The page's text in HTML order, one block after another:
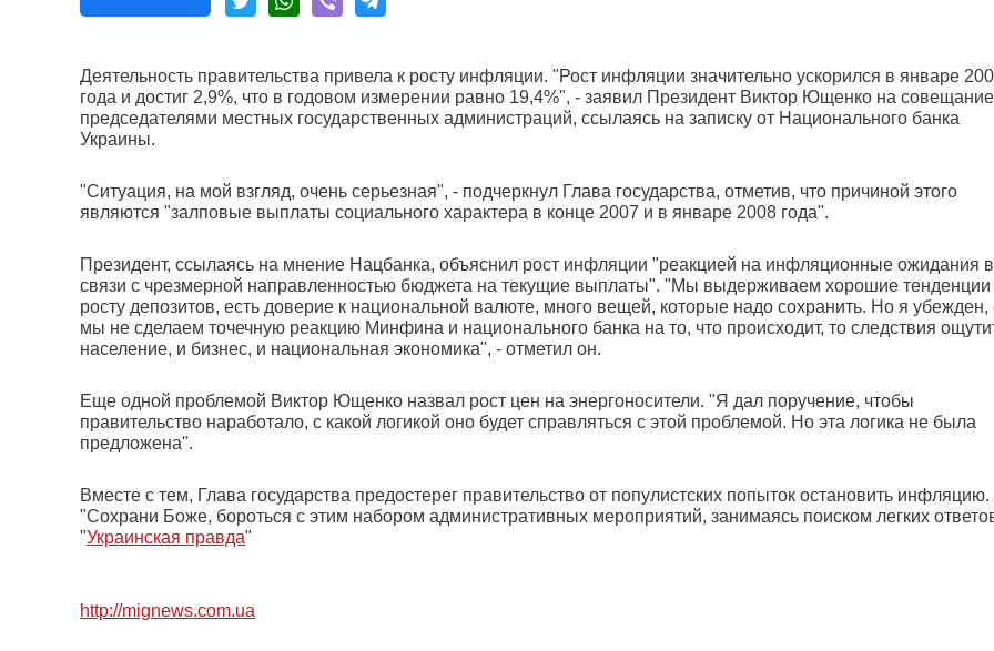
Деятельность правительства привела к росту инфляции. "Рост инфляции значительно ускорился в январе
года и достиг 2,9%, что в годовом измерении равно 19,4%", - заявил Президент Виктор Ющенко на
председателями местных государственных администраций, ссылаясь на записку от Национального банка
Украины.
"Ситуация, на мой взгляд, очень серьезная", - подчеркнул Глава государства, отметив, что причиной этого
являются "залповые выплаты социального характера в конце 2007 и в январе 2008 года".
Президент, ссылаясь на мнение Нацбанка, объяснил рост инфляции "реакцией на инфляционные ожидания в
связи с чрезмерной направленностью бюджета на текущие выплаты". "Мы выдерживаем хорошие тенденции
росту депозитов, есть доверие к национальной валюте, много вещей, которые надо сохранить. Но я убежден,
мы не сделаем точечную реакцию Минфина и национального банка на то, что происходит, то следствия
население, и бизнес, и национальная экономика", - отметил он.
Еще одной проблемой Виктор Ющенко назвал рост цен на энергоносители. "Я дал поручение, чтобы
правительство наработало, с какой логикой оно будет справляться с этой проблемой. Но эта логика не была
предложена".
Вместе с тем, Глава государства предостерег правительство от популистских попыток остановить инфляцию.
"Сохрани Боже, бороться с этим набором административных мероприятий, занимаясь поиском легких
"Украинская правда"
http://mignews.com.ua